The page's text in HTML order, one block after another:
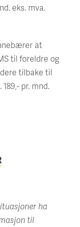
eks. mva.
at
til foreldre og
tilbake til
pr. mnd.
ha
til